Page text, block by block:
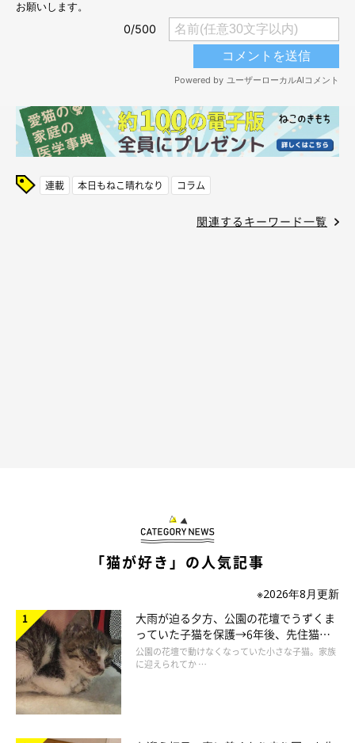
連載 本日もねこ晴れなり コラム
関連するキーワード一覧
「猫が好き」の人気記事
※2026年8月更新
大雨が迫る夕方、公園の花壇でうずくま
っていた子猫を保護→6年後、先住猫
と“姉妹”のような関係に
公園の花壇で動けなくなっていた小さな子猫。家族
に迎えられてか …